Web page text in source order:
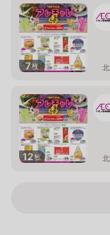
7枚
12枚